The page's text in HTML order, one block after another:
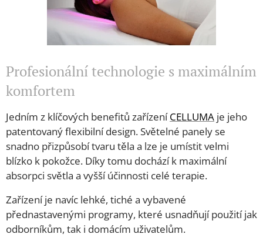
Profesionální technologie s maximálním
komfortem
Jedním z klíčových benefitů zařízeníCELLUMA je jeho
patentovaný flexibilní design. Světelné panely se
snadno přizpůsobí tvaru těla a lze je umístit velmi
blízko k pokožce. Díky tomu dochází k maximální
absorpci světla a vyšší účinnosti celé terapie.
Zařízení je navíc lehké, tiché a vybavené
přednastavenými programy, které usnadňují použití jak
odborníkům, tak i domácím uživatelům.